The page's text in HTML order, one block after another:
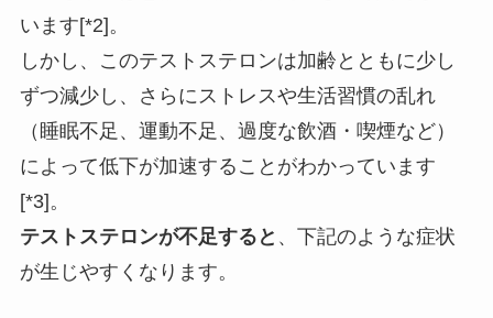
います[*2]。
しかし、このテストステロンは加齢とともに少し
ずつ減少し、さらにストレスや生活習慣の乱れ
（睡眠不足、運動不足、過度な飲酒・喫煙など）
によって低下が加速することがわかっています
[*3]。
テストステロンが不足すると 、下記のような症状
が生じやすくなります。